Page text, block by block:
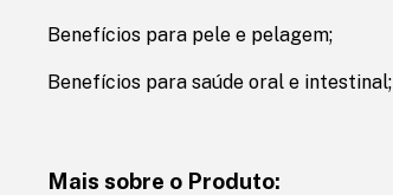
Benefícios para pele e pelagem;
Benefícios para saúde oral e intestinal;
Mais sobre o Produto: